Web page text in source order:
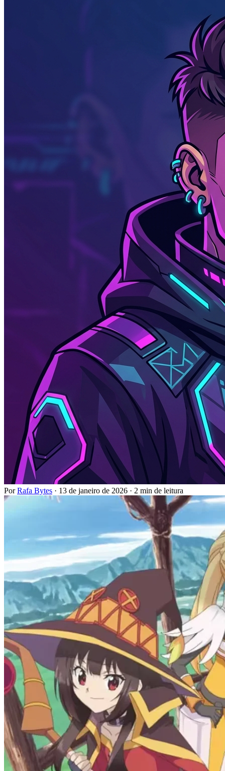
PorRafa Bytes · 13 de janeiro de 2026 · 2 min de leitura